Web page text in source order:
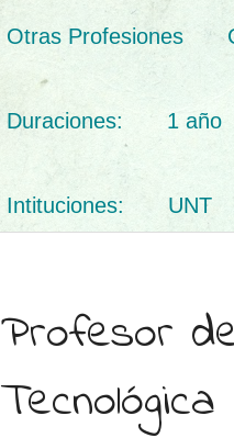
Otras Profesiones
Duraciones: 1 año
Intituciones: UNT
Profesor
Tecnológica